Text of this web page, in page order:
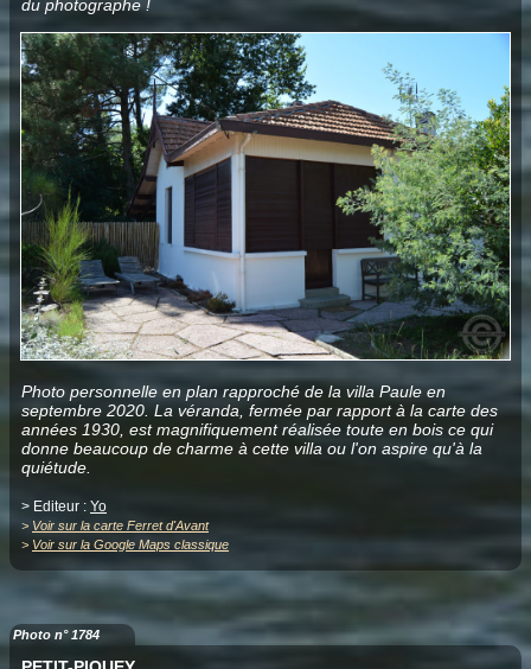
du photographe !
Photo personnelle en plan rapproché de la villa Paule en
septembre 2020. La véranda, fermée par rapport à la carte des
années 1930, est magnifiquement réalisée toute en bois ce qui
donne beaucoup de charme à cette villa ou l'on aspire qu'à la
quiétude.
> Editeur : Yo
> Voir sur la carte Ferret d'Avant
> Voir sur la Google Maps classique
Photo n° 1784